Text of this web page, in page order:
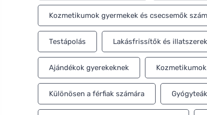
Kozmetikumok gyermekek és csecsemők
Testápolás Lakásfrissítők és illatszerek
Ajándékok gyerekeknek
Különösen a férfiak számára Gyógyteák